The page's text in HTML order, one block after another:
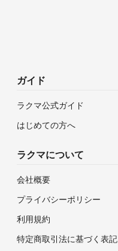
ガイド
ラクマ公式ガイド
はじめての方へ
ラクマについて
会社概要
プライバシーポリシー
利用規約
特定商取引法に基づく表記